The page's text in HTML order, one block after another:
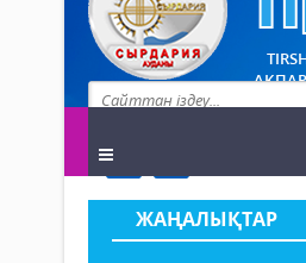
ЖАҢАЛЫҚТАР